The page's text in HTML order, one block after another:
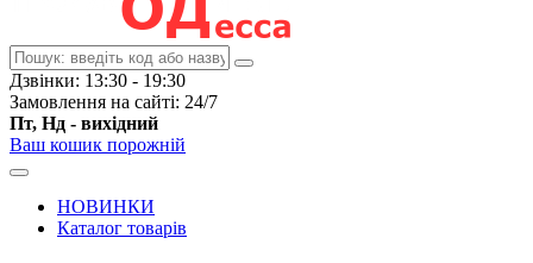
Дзвінки: 13:30 - 19:30
Замовлення на сайті: 24/7
Пт, Нд - вихідний
Ваш кошик порожній
НОВИНКИ
Каталог товарів